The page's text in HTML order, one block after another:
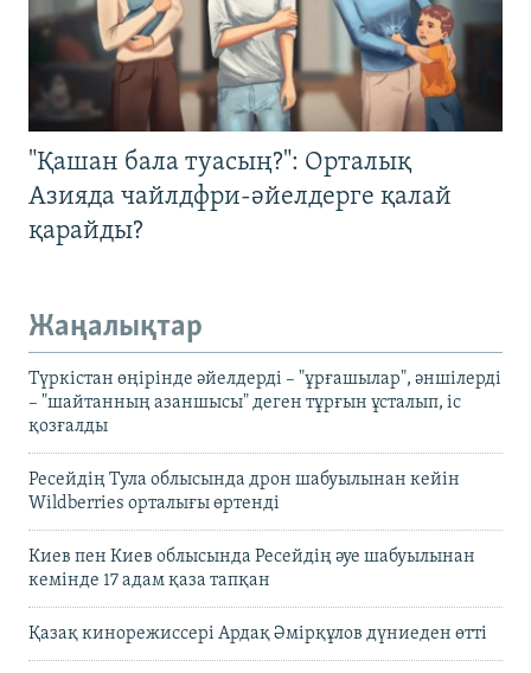
"Қашан бала туасың?": Орталық
Азияда чайлдфри-әйелдерге қалай
қарайды?
Жаңалықтар
Түркістан өңірінде әйелдерді – "ұрғашылар", әншілерді
– "шайтанның азаншысы" деген тұрғын ұсталып, іс
қозғалды
Ресейдің Тула облысында дрон шабуылынан кейін
Wildberries орталығы өртенді
Киев пен Киев облысында Ресейдің әуе шабуылынан
кемінде 17 адам қаза тапқан
Қазақ кинорежиссері Ардақ Әмірқұлов дүниеден өтті